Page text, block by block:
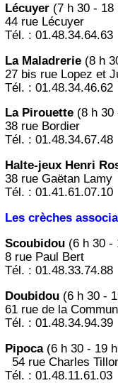
Lécuyer(7 h 30 - 18
44 rue Lécuyer
Tél. : 01.48.34.64.63
La Maladrerie(8 h
27 bis rue Lopez et
Tél. : 01.48.34.46.62
La Pirouette(8 h 30
38 rue Bordier
Tél. : 01.48.34.67.48
Halte-jeux Henri
38 rue Gaëtan Lamy
Tél. : 01.41.61.07.10
Les crèches
Scoubidou(6 h 30 -
8 rue Paul Bert
Tél. : 01.48.33.74.88
Doubidou(6 h 30 -
61 rue de la
Tél. : 01.48.34.94.39
Pipoca(6 h 30 - 19
54 rue Charles
Tél. : 01.48.11.61.03